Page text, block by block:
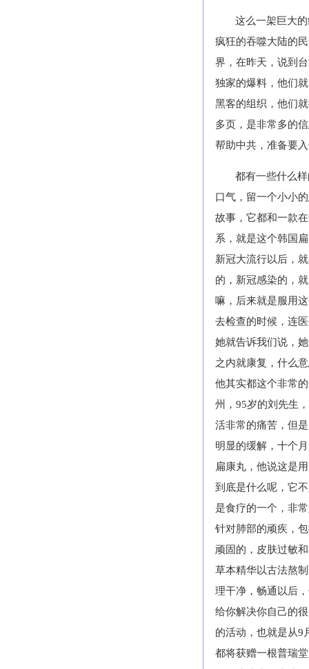
这么一架巨大
疯狂的吞噬大陆的
界，在昨天，说到
独家的爆料，他们
黑客的组织，他们
多页，是非常多的
帮助中共，准备要
都有一些什么
口气，留一个小小
故事，它都和一款
系，就是这个韩国
新冠大流行以后，
的，新冠感染的，
嘛，后来就是服用
去检查的时候，连
她就告诉我们说，
之内就康复，什么
他其实都这个非常
州， 95岁的刘先生
活非常的痛苦，但
明显的缓解，十个
扁康丸，他说这是
到底是什么呢，它
是食疗的一个，非
针对肺部的顽疾，
顽固的，皮肤过敏
草本精华以古法熬
理干净，畅通以后
给你解决你自己的
的活动，也就是从9
都将获赠一根普瑞